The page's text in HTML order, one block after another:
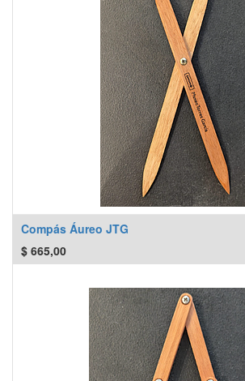
Compás Áureo JTG
$ 665,00